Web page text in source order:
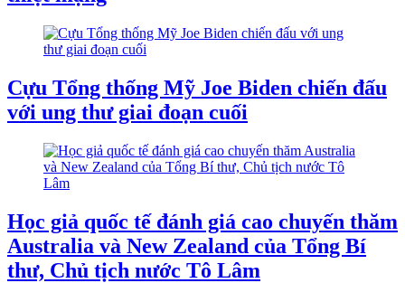
Cựu Tổng thống Mỹ Joe Biden chiến đấu
với ung thư giai đoạn cuối
Học giả quốc tế đánh giá cao chuyến thăm
Australia và New Zealand của Tổng Bí
thư, Chủ tịch nước Tô Lâm